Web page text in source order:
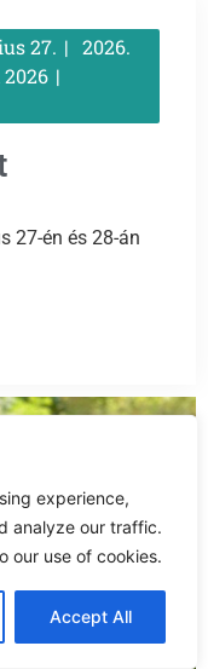
experience,
analyze our traffic.
our use of cookies.
Accept All
27.
2026.
27-én és 28-án